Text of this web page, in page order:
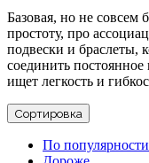
Базовая, но не совсем
простоту, про
подвески и браслеты,
соединить
ищет легкость и
Сортировка
По популярности